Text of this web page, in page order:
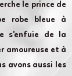
le prince de
robe bleue à
s'enfuie de la
amoureuse et à
avons aussi les